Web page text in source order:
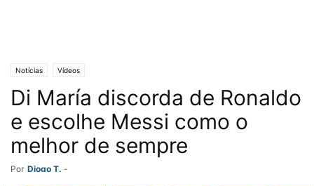
Notícias Vídeos
Di María discorda de Ronaldo
e escolhe Messi como o
melhor de sempre
Por Diogo T. -